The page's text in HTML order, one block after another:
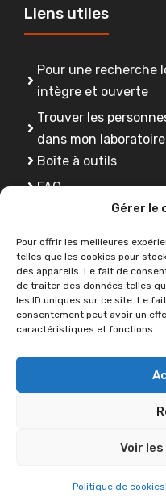
Gérer le
Pour offrir les meilleures
telles que les cookies pour
des appareils. Le fait de
de traiter des données telles
les ID uniques sur ce site. Le
consentement peut avoir un
caractéristiques et fonctions.
Voir
Politique de cookies
Liens utiles
Pour une recherche
intègre et ouverte
Trouver les
dans mon laboratoire
Boîte à outils
FAQ
Une question ?
2026 © SCIENCE OUVERTE -
Politiques